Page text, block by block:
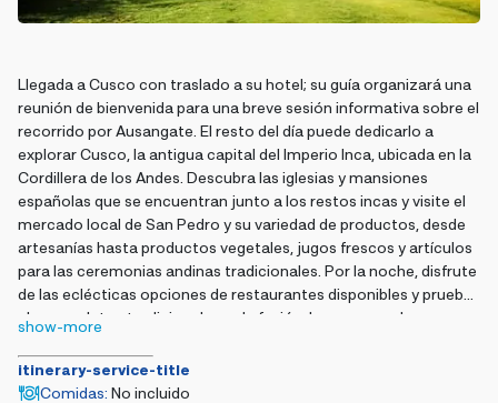
Llegada a Cusco con traslado a su hotel; su guía organizará una
reunión de bienvenida para una breve sesión informativa sobre el
recorrido por Ausangate. El resto del día puede dedicarlo a
explorar Cusco, la antigua capital del Imperio Inca, ubicada en la
Cordillera de los Andes. Descubra las iglesias y mansiones
españolas que se encuentran junto a los restos incas y visite el
mercado local de San Pedro y su variedad de productos, desde
artesanías hasta productos vegetales, jugos frescos y artículos
para las ceremonias andinas tradicionales. Por la noche, disfrute
de las eclécticas opciones de restaurantes disponibles y pruebe
algunos platos tradicionales o de fusión. Le recomendamos
de la región y estaremos encantados de darle algunas
recomendaciones.
show-more
itinerary-service-title
Comidas: No incluido